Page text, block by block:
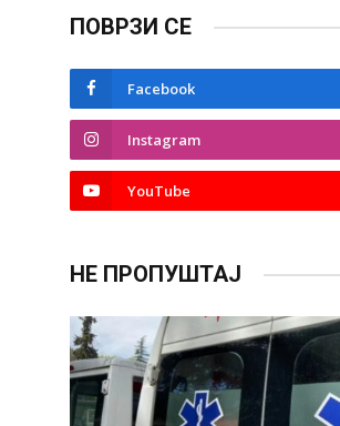
ПОВРЗИ СЕ
Facebook
Instagram
YouTube
НЕ ПРОПУШТАЈ